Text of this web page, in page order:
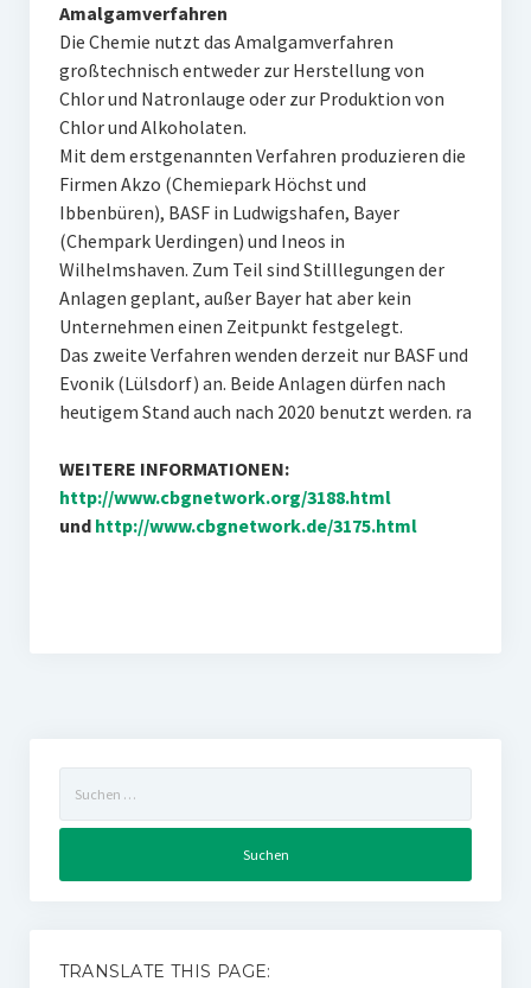
Amalgamverfahren
Die Chemie nutzt das Amalgamverfahren
großtechnisch entweder zur Herstellung von
Chlor und Natronlauge oder zur Produktion von
Chlor und Alkoholaten.
Mit dem erstgenannten Verfahren produzieren die
Firmen Akzo (Chemiepark Höchst und
Ibbenbüren), BASF in Ludwigshafen, Bayer
(Chempark Uerdingen) und Ineos in
Wilhelmshaven. Zum Teil sind Stilllegungen der
Anlagen geplant, außer Bayer hat aber kein
Unternehmen einen Zeitpunkt festgelegt.
Das zweite Verfahren wenden derzeit nur BASF und
Evonik (Lülsdorf) an. Beide Anlagen dürfen nach
heutigem Stand auch nach 2020 benutzt werden. ra
WEITERE INFORMATIONEN:
http://www.cbgnetwork.org/3188.html
und http://www.cbgnetwork.de/3175.html
nach:
TRANSLATE THIS PAGE: